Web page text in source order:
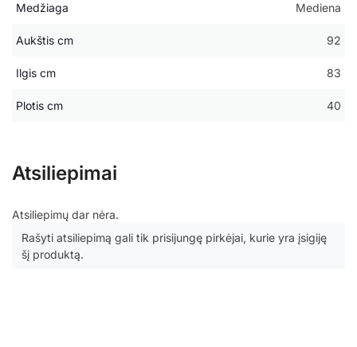
Medžiaga Mediena
Aukštis cm 92
Ilgis cm 83
Plotis cm 40
Atsiliepimai
Atsiliepimų dar nėra.
Rašyti atsiliepimą gali tik prisijungę pirkėjai, kurie yra įsigiję
šį produktą.